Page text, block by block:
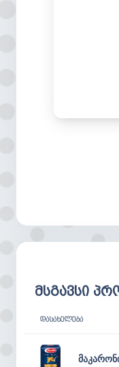
მსგავსი
ᲓᲐᲡᲐᲮᲔᲚᲔᲑᲐ